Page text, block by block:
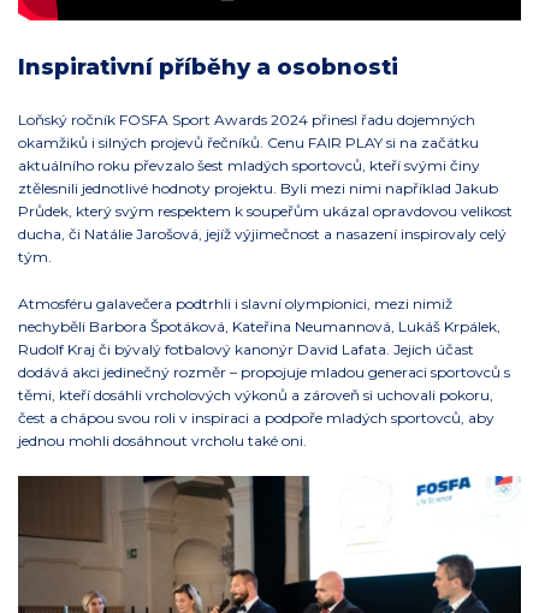
Inspirativní příběhy a osobnosti
Loňský ročník FOSFA Sport Awards 2024 přinesl řadu dojemných
okamžiků i silných projevů řečníků. Cenu FAIR PLAY si na začátku
aktuálního roku převzalo šest mladých sportovců, kteří svými činy
ztělesnili jednotlivé hodnoty projektu. Byli mezi nimi například Jakub
Průdek, který svým respektem k soupeřům ukázal opravdovou velikost
ducha, či Natálie Jarošová, jejíž výjimečnost a nasazení inspirovaly celý
tým.
Atmosféru galavečera podtrhli i slavní olympionici, mezi nimiž
nechyběli Barbora Špotáková, Kateřina Neumannová, Lukáš Krpálek,
Rudolf Kraj či bývalý fotbalový kanonýr David Lafata. Jejich účast
dodává akci jedinečný rozměr – propojuje mladou generaci sportovců s
těmi, kteří dosáhli vrcholových výkonů a zároveň si uchovali pokoru,
čest a chápou svou roli v inspiraci a podpoře mladých sportovců, aby
jednou mohli dosáhnout vrcholu také oni.